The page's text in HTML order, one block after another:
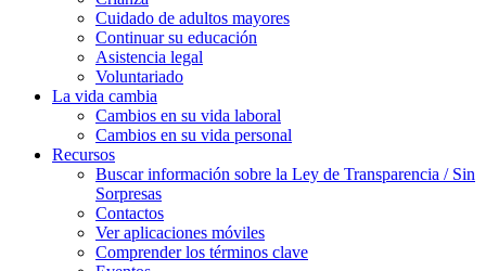
Cuidado de adultos mayores
Continuar su educación
Asistencia legal
Voluntariado
La vida cambia
Cambios en su vida laboral
Cambios en su vida personal
Recursos
Buscar información sobre la Ley de Transparencia / Sin
Sorpresas
Contactos
Ver aplicaciones móviles
Comprender los términos clave